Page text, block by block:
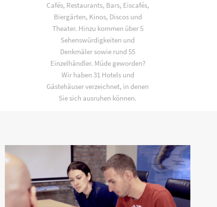
Cafés, Restaurants, Bars, Eiscafés,
Biergärten, Kinos, Discos und
Theater. Hinzu kommen über 5
Sehenswürdigkeiten und
Denkmäler sowie rund 55
Einzelhändler. Müde geworden?
Wir haben 31 Hotels und
Gästehäuser verzeichnet, in denen
Sie sich ausruhen können.